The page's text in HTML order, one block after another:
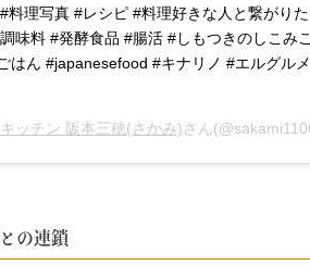
料理写真 #レシピ #料理好きな人と繋がり
味料 #発酵食品 #腸活 #しもつきのしこみ
はん #japanesefood #キナリノ #エルグル
ッチン 阪本三穂(さかみ)さん(@sakami1106)が
の連鎖